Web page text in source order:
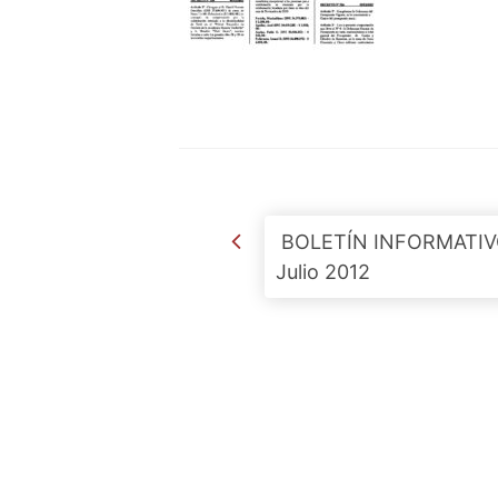
Post navigation
BOLETÍN
Julio 2012